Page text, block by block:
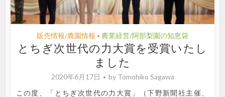
販売情報/農園情報 • 農業経営/阿部梨園の知恵袋
とちぎ次世代の力大賞を受賞いたし
ました
2020年6月17日 by Tomohiko Sagawa
この度、「とちぎ次世代の力大賞」（下野新聞社主催、